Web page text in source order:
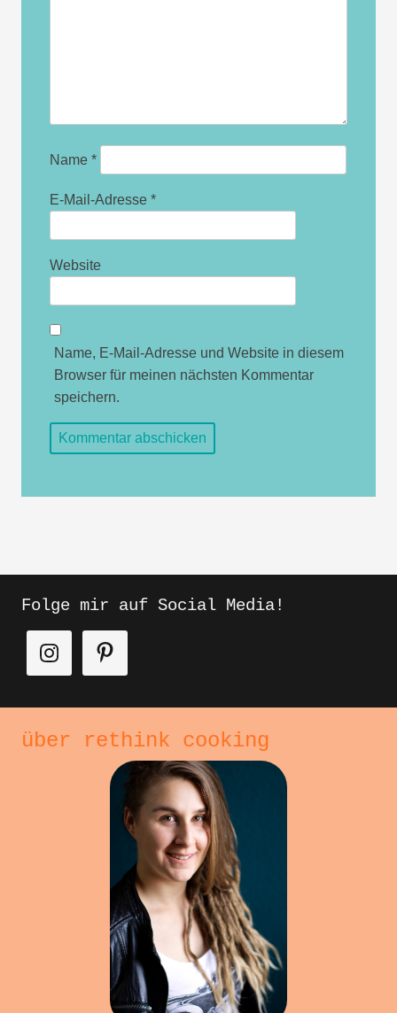
Folge mir auf Social Media!
über rethink cooking
Name *
E-Mail-Adresse *
Website
Name, E-Mail-Adresse und Website in diesem
Browser für meinen nächsten Kommentar
speichern.